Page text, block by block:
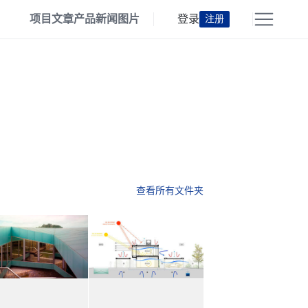
项目文章产品新闻 图片 登录 注册
查看所有文件夹